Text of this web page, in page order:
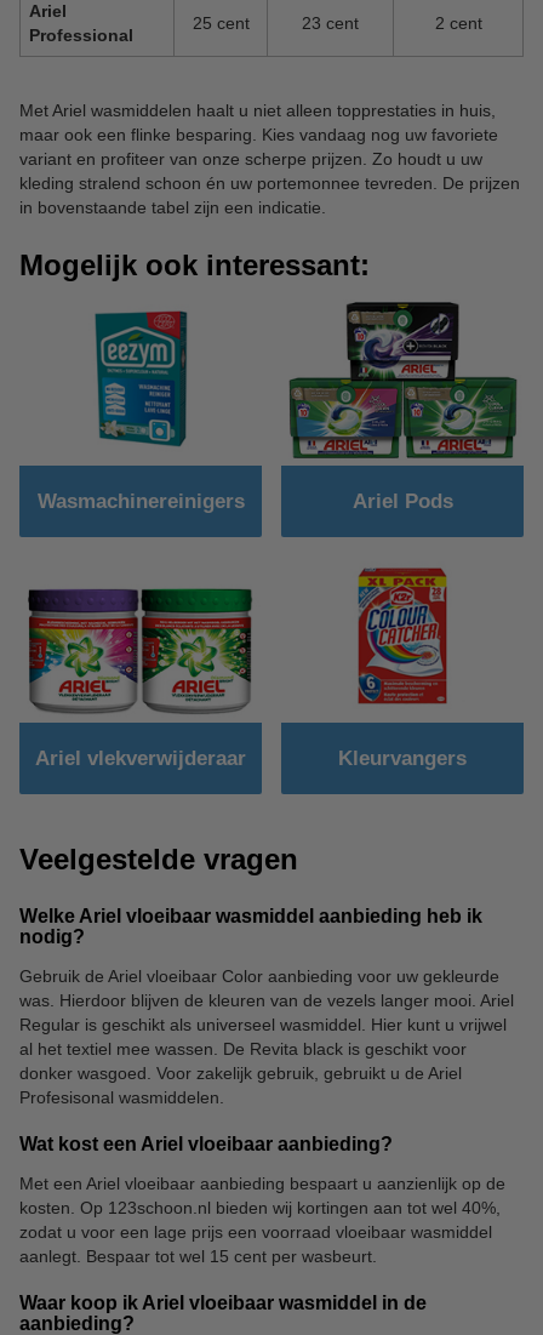
Ariel
Professional
25 cent 23 cent 2 cent
Met Ariel wasmiddelen haalt u niet alleen topprestaties in huis,
maar ook een flinke besparing. Kies vandaag nog uw favoriete
variant en profiteer van onze scherpe prijzen. Zo houdt u uw
kleding stralend schoon én uw portemonnee tevreden. De prijzen
in bovenstaande tabel zijn een indicatie.
Mogelijk ook interessant:
Wasmachinereinigers Ariel Pods
Ariel vlekverwijderaar Kleurvangers
Veelgestelde vragen
Welke Ariel vloeibaar wasmiddel aanbieding heb ik
nodig?
Gebruik de Ariel vloeibaar Color aanbieding voor uw gekleurde
was. Hierdoor blijven de kleuren van de vezels langer mooi. Ariel
Regular is geschikt als universeel wasmiddel. Hier kunt u vrijwel
al het textiel mee wassen. De Revita black is geschikt voor
donker wasgoed. Voor zakelijk gebruik, gebruikt u de Ariel
Profesisonal wasmiddelen.
Wat kost een Ariel vloeibaar aanbieding?
Met een Ariel vloeibaar aanbieding bespaart u aanzienlijk op de
kosten. Op 123schoon.nl bieden wij kortingen aan tot wel 40%,
zodat u voor een lage prijs een voorraad vloeibaar wasmiddel
aanlegt. Bespaar tot wel 15 cent per wasbeurt.
Waar koop ik Ariel vloeibaar wasmiddel in de
aanbieding?